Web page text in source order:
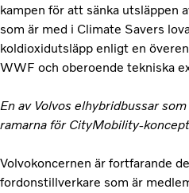
kampen för att sänka utsläppen
som är med i Climate Savers
koldioxidutsläpp enligt en
WWF och oberoende tekniska
En av Volvos elhybridbussar
ramarna för CityMobility-
Volvokoncernen är fortfarande
fordonstillverkare som är